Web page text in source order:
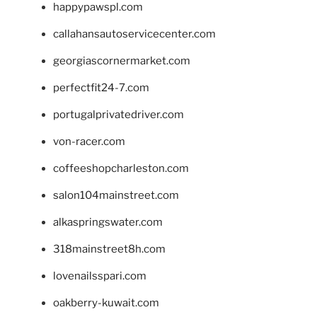
happypawspl.com
callahansautoservicecenter.com
georgiascornermarket.com
perfectfit24-7.com
portugalprivatedriver.com
von-racer.com
coffeeshopcharleston.com
salon104mainstreet.com
alkaspringswater.com
318mainstreet8h.com
lovenailsspari.com
oakberry-kuwait.com